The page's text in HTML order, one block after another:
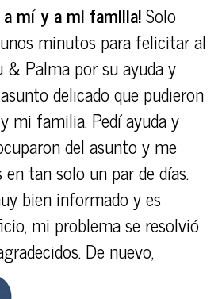
a mí y a mi familia!Solo
minutos para felicitar al
& Palma por su ayuda y
delicado que pudieron
mi familia. Pedí ayuda y
del asunto y me
tan solo un par de días.
bien informado y es
mi problema se resolvió
De nuevo,